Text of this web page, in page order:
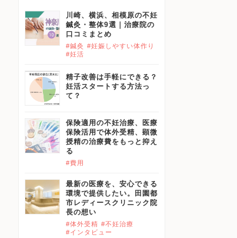
川崎、横浜、相模原の不妊
鍼灸・整体9選｜治療院の
口コミまとめ
#鍼灸 #妊娠しやすい体作り
#妊活
精子改善は手軽にできる？
妊活スタートする方法っ
て？
保険適用の不妊治療、医療
保険活用で体外受精、顕微
授精の治療費をもっと抑え
る
#費用
最新の医療を、安心できる
環境で提供したい。田園都
市レディースクリニック院
長の想い
#体外受精 #不妊治療
#インタビュー